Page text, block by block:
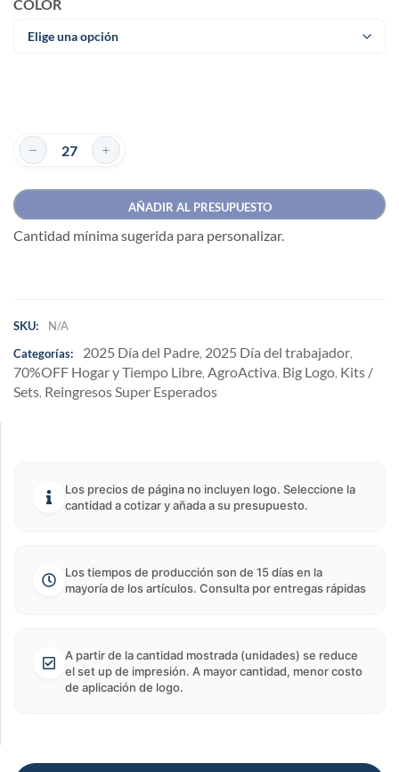
COLOR
AÑADIR AL PRESUPUESTO
Cantidad mínima sugerida para personalizar.
SKU:
N/A
Categorías:
2025 Día del Padre, 2025 Día del trabajador,
70%OFF Hogar y Tiempo Libre, AgroActiva, Big Logo, Kits /
Sets, Reingresos Super Esperados
Los precios de página no incluyen logo. Seleccione la
cantidad a cotizar y añada a su presupuesto.
Los tiempos de producción son de 15 días en la
mayoría de los artículos. Consulta por entregas rápidas
A partir de la cantidad mostrada (unidades) se reduce
el set up de impresión. A mayor cantidad, menor costo
de aplicación de logo.